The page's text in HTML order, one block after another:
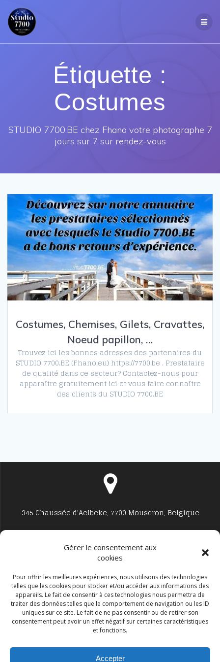
Gérer le consentement aux
cookies
Pour offrir les meilleures expériences, nous utilisons des technologies
telles que les cookies pour stocker et/ou accéder aux informations des
appareils. Le fait de consentir à ces technologies nous permettra de
traiter des données telles que le comportement de navigation ou les ID
uniques sur ce site. Le fait de ne pas consentir ou de retirer son
consentement peut avoir un effet négatif sur certaines caractéristiques
et fonctions.
Accepter
Étiquette :
Costumes
STUDIO 7700.BE chez Fhano votre photographe 7
jours sur 7 sur rendez-vous
Costumes, Chemises, Gilets, Cravattes,
Noeud papillon, …
Trouvez ici les bonnes adresses des partenaires du
STUDIO 7700.BE (Fhano.eu) https://7700.be . Prestataire
de qualité dans ce secteur? Contactez-nous pour
apparaître gratuitement ici et vous faire connaître
des clients du STUDIO 7700.BE
345 Chaussée d'Aelbeke, 7700 Mouscron, Belgique
Studio7700@live.be